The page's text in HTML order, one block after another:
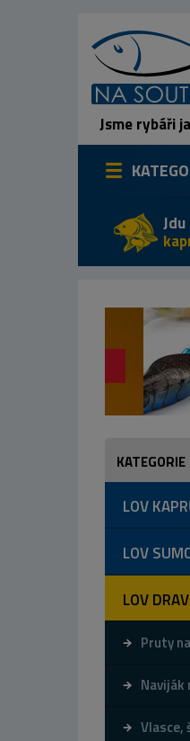
Jsme rybáři
KATEGORIE
LOV
LOV
LOV
Pruty
Naviják
Vlasce,